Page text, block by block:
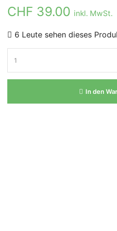
CHF 39.00 inkl. MwSt.
6 Leute sehen dieses
In den